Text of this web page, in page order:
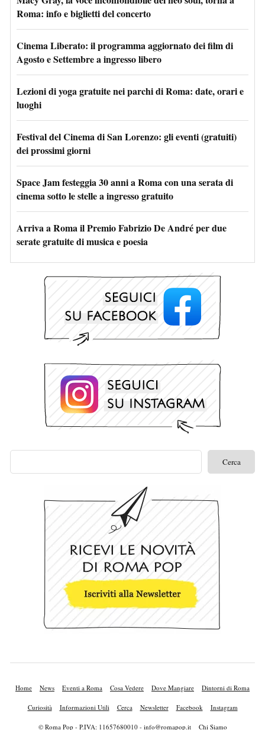
Roma: info e biglietti del concerto
Cinema Liberato: il programma aggiornato dei film di
Agosto e Settembre a ingresso libero
Lezioni di yoga gratuite nei parchi di Roma: date, orari e
luoghi
Festival del Cinema di San Lorenzo: gli eventi (gratuiti)
dei prossimi giorni
Space Jam festeggia 30 anni a Roma con una serata di
cinema sotto le stelle a ingresso gratuito
Arriva a Roma il Premio Fabrizio De André per due
serate gratuite di musica e poesia
Home News Eventi a Roma Cosa Vedere Dove Mangiare Dintorni di Roma
Curiosità Informazioni Utili Cerca Newsletter Facebook Instagram
© Roma Pop - P.IVA: 11657680010 - info@romapop.it Chi Siamo